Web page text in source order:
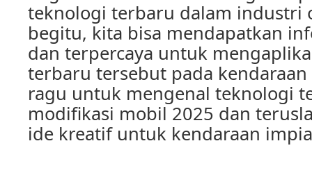
teknologi terbaru dalam industri
begitu, kita bisa mendapatkan
dan terpercaya untuk
terbaru tersebut pada kendaraan
ragu untuk mengenal teknologi
modifikasi mobil 2025 dan
ide kreatif untuk kendaraan